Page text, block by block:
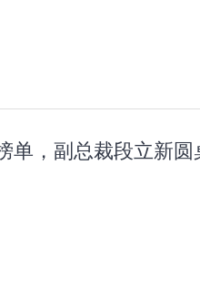
单，副总裁段立新